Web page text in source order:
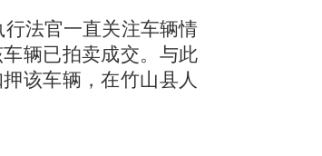
法官一直关注车辆情
辆已拍卖成交。与此
该车辆，在竹山县人